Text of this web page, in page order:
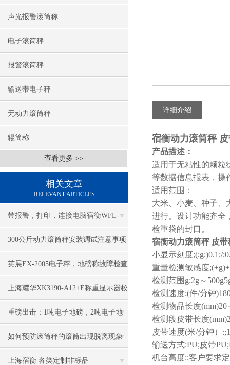
声光报警滚筒称
电子滚筒秤
报警滚筒秤
输送带电子秤
无动力滚筒秤
辊筒称
查看更多 >>
相关文章
RELEVANT ARTICLES
带报警，打印，连接电脑宿衡WFL-
3100电子台秤
300公斤动力滚筒秤安装调试注意事项
英展EX-2005电子秤，地磅称故障检查
方法
上海耀华XK3190-A12+E称重显示器校
正方法知晓
重磅出击：1吨电子地磅，2吨电子地
磅秤，3吨地磅低价狂甩
如何预防滚筒秤的滚筒出现脱离现象
上海宿衡 各类定制非标品
详细介绍
宿衡动力滚筒秤
产品描述：
适用于无粘性的颗粒
等数据信息报表，操
适用范围：
大米、小麦、种子、
进行。设计功能齐全
检重袋的封口。
宿衡动力滚筒秤 皮
小显示刻度;(;g;)0.1;/
重量检测敏感度
检测范围g;2g～
检测速度;(件/分钟
检测物品长度(mm)20
检测段皮带长度
皮带速度(米/分钟）
输送方式:PU;皮带
机台高度:;客户要求